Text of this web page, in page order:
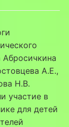
Абросичкина
А.Е.,
Н.В.
участие в
для детей